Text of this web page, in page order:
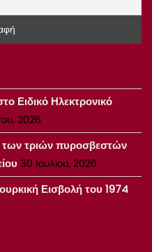
Ειδικό Ηλεκτρονικό
2026
των τριών πυροσβεστών
30 Ιουλίου, 2026
Εισβολή του 1974